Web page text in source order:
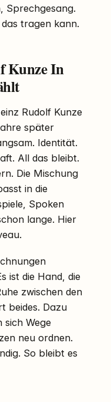
Sprechgesang.
das tragen kann.
Kunze In
Rudolf Kunze
später
Identität.
All das bleibt.
Die Mischung
in die
Spoken
lange. Hier
ist die Hand, die
zwischen den
beides. Dazu
sich Wege
neu ordnen.
So bleibt es